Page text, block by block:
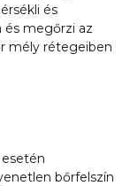
és
és megőrzi az
mély rétegeiben
bőrfelszín